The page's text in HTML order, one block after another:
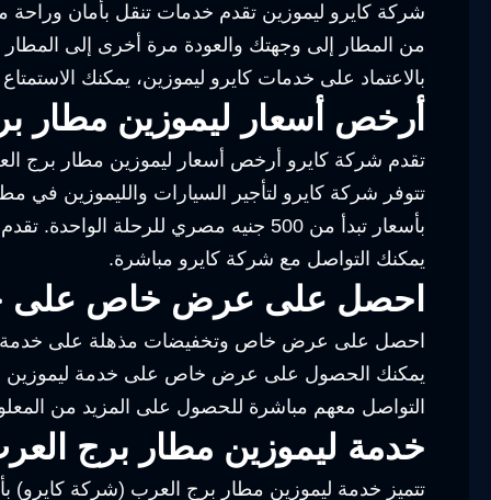
شركة كايرو ليموزين تقدم خدمات تنقل بأمان وراحة
من المطار إلى وجهتك والعودة مرة أخرى إلى
بالاعتماد على خدمات كايرو ليموزين، يمكنك
أرخص أسعار ليموزين مطار
تقدم شركة كايرو أرخص أسعار ليموزين مطار برج
تتوفر شركة كايرو لتأجير السيارات والليموزين
بأسعار تبدأ من 500 جنيه مصري
يمكنك التواصل مع شركة كايرو مباشرة.
احصل على عرض خاص على
احصل على عرض خاص وتخفيضات مذهلة على خدمة
يمكنك الحصول على عرض خاص على خدمة ليموزين
التواصل معهم مباشرة للحصول على المزيد من
خدمة ليموزين مطار برج
تتميز خدمة ليموزين مطار برج العرب (شركة كايرو)